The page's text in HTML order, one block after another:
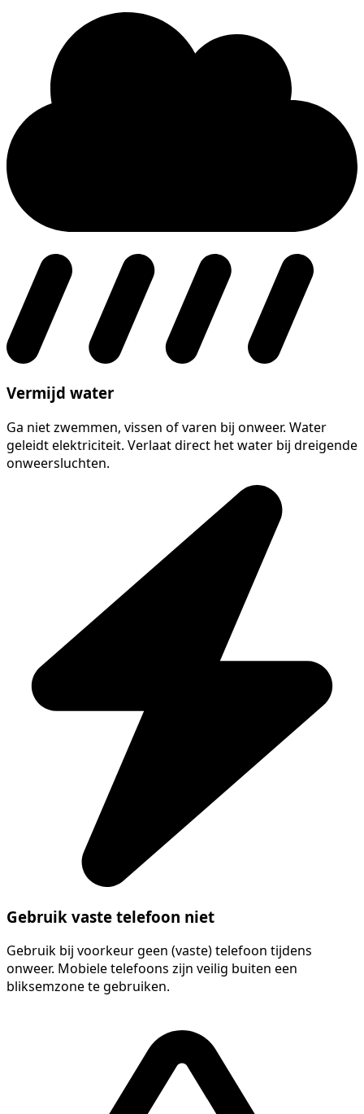
Vermijd water
Ga niet zwemmen, vissen of varen bij onweer. Water
geleidt elektriciteit. Verlaat direct het water bij dreigende
onweersluchten.
Gebruik vaste telefoon niet
Gebruik bij voorkeur geen (vaste) telefoon tijdens
onweer. Mobiele telefoons zijn veilig buiten een
bliksemzone te gebruiken.